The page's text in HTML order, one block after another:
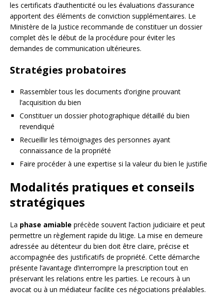
les certificats d’authenticité ou les évaluations d’assurance
apportent des éléments de conviction supplémentaires. Le
Ministère de la Justice recommande de constituer un dossier
complet dès le début de la procédure pour éviter les
demandes de communication ultérieures.
Stratégies probatoires
Rassembler tous les documents d’origine prouvant
l’acquisition du bien
Constituer un dossier photographique détaillé du bien
revendiqué
Recueillir les témoignages des personnes ayant
connaissance de la propriété
Faire procéder à une expertise si la valeur du bien le justifie
Modalités pratiques et conseils
stratégiques
La phase amiable précède souvent l’action judiciaire et peut
permettre un règlement rapide du litige. La mise en demeure
adressée au détenteur du bien doit être claire, précise et
accompagnée des justificatifs de propriété. Cette démarche
présente l’avantage d’interrompre la prescription tout en
préservant les relations entre les parties. Le recours à un
avocat ou à un médiateur facilite ces négociations préalables.